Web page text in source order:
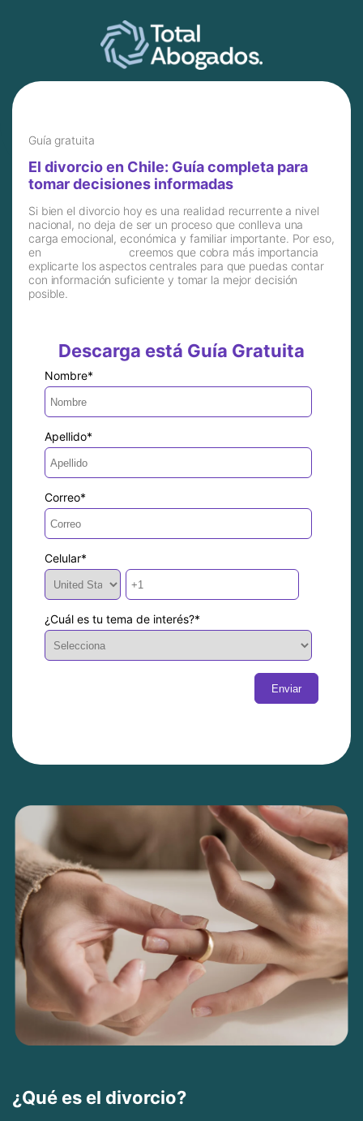
Guía gratuita
El divorcio en Chile: Guía completa para
tomar decisiones informadas
Si bien el divorcio hoy es una realidad recurrente a nivel
nacional, no deja de ser un proceso que conlleva una
carga emocional, económica y familiar importante. Por eso,
en
creemos que cobra más importancia
explicarte los aspectos centrales para que puedas contar
con información suficiente y tomar la mejor decisión
posible.
Descarga está Guía Gratuita
Nombre*
Apellido*
Correo*
Celular*
¿Cuál es tu tema de interés?*
¿Qué es el divorcio?